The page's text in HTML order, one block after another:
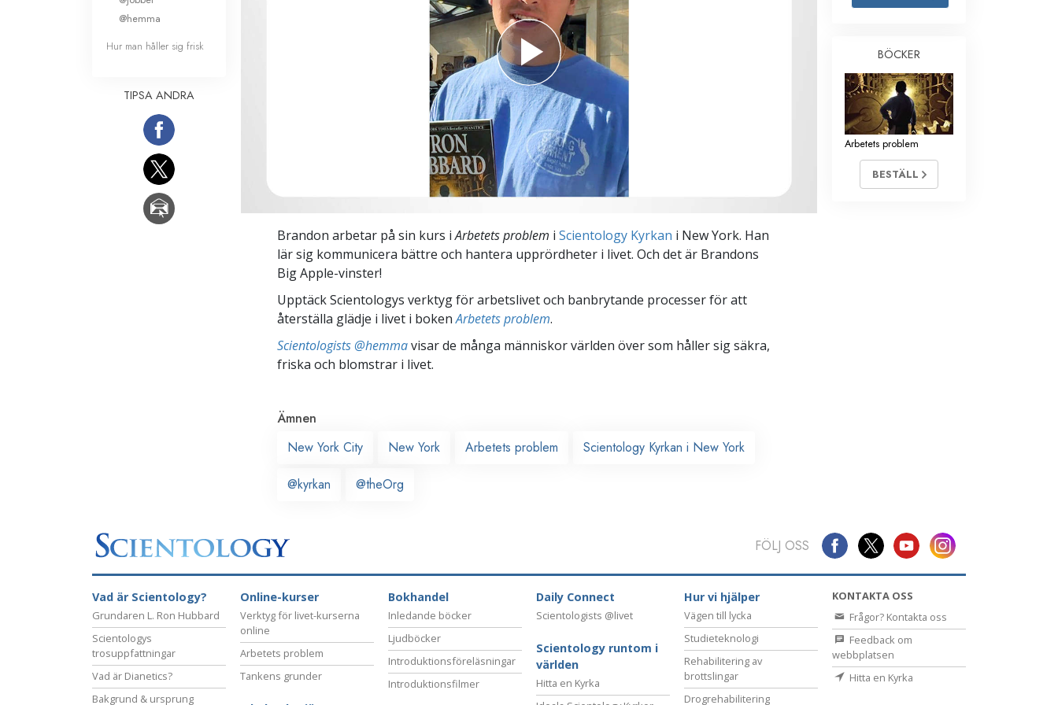
Verktyg för arbetslivet
Etik och tillstånden
Orsaken till undertryckande
Undersökningar
Organiseringens grunder
Brandon arbetar på sin kurs iArbetets problem i Scientology Kyrkan i New York. Han
lär sig kommunicera bättre och hantera upprördheter i livet. Och det är Brandons
Big Apple-vinster!
Upptäck Scientologys verktyg för arbetslivet och banbrytande processer för att
återställa glädje i livet i bokenArbetets problem.
Scientologists @hemmavisar de många människor världen över som håller sig säkra,
friska och blomstrar i livet.
Ämnen
New York City
New York Arbetets problem Scientology Kyrkan i New York
@kyrkan @theOrg
@hemma
Hur man håller sig frisk
TIPSA ANDRA
BÖCKER
Arbetets problem
BESTÄLL
FÖLJ OSS
Vad är Scientology?
Grundaren L. Ron Hubbard
Scientologys
trosuppfattningar
Vad är Dianetics?
Bakgrund & ursprung
Online-kurser
Verktyg för livet-kurserna
online
Arbetets problem
Tankens grunder
Bokhandel
Inledande böcker
Ljudböcker
Introduktionsföreläsningar
Introduktionsfilmer
Daily Connect
Scientologists @livet
Scientology runtom i
världen
Hitta en Kyrka
Hur vi hjälper
Vägen till lycka
Studieteknologi
Rehabilitering av
brottslingar
Drogrehabilitering
KONTAKTA OSS
Frågor? Kontakta oss
Feedback om
webbplatsen
Hitta en Kyrka